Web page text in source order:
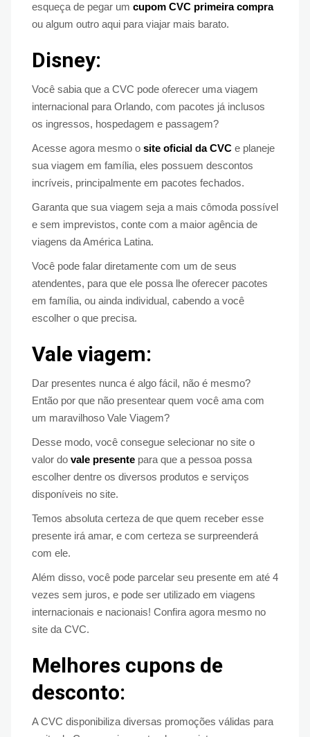
esqueça de pegar um cupom CVC primeira compra
ou algum outro aqui para viajar mais barato.
Disney:
Você sabia que a CVC pode oferecer uma viagem
internacional para Orlando, com pacotes já inclusos
os ingressos, hospedagem e passagem?
Acesse agora mesmo o site oficial da CVC e planeje
sua viagem em família, eles possuem descontos
incríveis, principalmente em pacotes fechados.
Garanta que sua viagem seja a mais cômoda possível
e sem imprevistos, conte com a maior agência de
viagens da América Latina.
Você pode falar diretamente com um de seus
atendentes, para que ele possa lhe oferecer pacotes
em família, ou ainda individual, cabendo a você
escolher o que precisa.
Vale viagem:
Dar presentes nunca é algo fácil, não é mesmo?
Então por que não presentear quem você ama com
um maravilhoso Vale Viagem?
Desse modo, você consegue selecionar no site o
valor do vale presente para que a pessoa possa
escolher dentre os diversos produtos e serviços
disponíveis no site.
Temos absoluta certeza de que quem receber esse
presente irá amar, e com certeza se surpreenderá
com ele.
Além disso, você pode parcelar seu presente em até 4
vezes sem juros, e pode ser utilizado em viagens
internacionais e nacionais! Confira agora mesmo no
site da CVC.
Melhores cupons de
desconto:
A CVC disponibiliza diversas promoções válidas para